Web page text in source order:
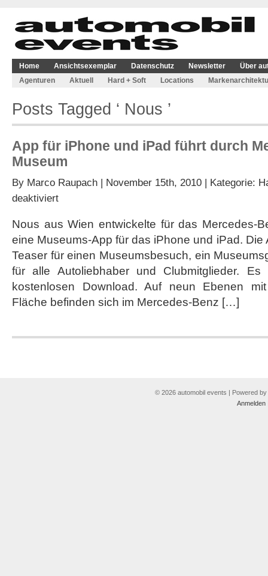
Home Ansichtsexemplar Datenschutz Newsletter
Über
Agenturen
Aktuell Hard + Soft Locations
Posts Tagged ‘ Nous ’
App für iPhone und iPad führt durch
Museum
By Marco Raupach | November 15th, 2010 | Kategorie:
deaktiviertfür
iPhone
und
führt
durch
Mercedes-
Benz
Museum
Nous aus Wien entwickelte für das Mercedes-
eine Museums-App für das iPhone und iPad. Die
Teaser für einen Museumsbesuch, ein
für alle Autoliebhaber und Clubmitglieder.
kostenlosen Download. Auf neun Ebenen
Fläche befinden sich im Mercedes-Benz […]
© 2026 automobil events | Powered by
Anmelden|